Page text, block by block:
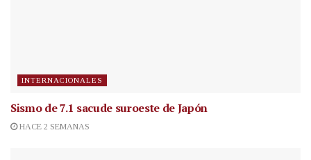
INTERNACIONALES
Sismo de 7.1 sacude suroeste de Japón
HACE 2 SEMANAS